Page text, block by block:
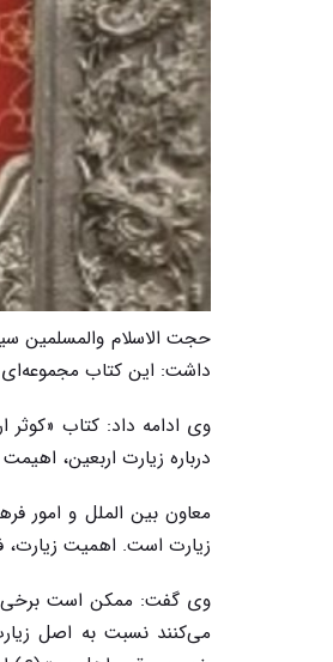
حجت الاسلام والمسلمین
داشت: این کتاب مجموعه‌ای
وی ادامه داد: کتاب «کوثر
درباره زیارت اربعین،
معاون بین الملل و امور
زیارت است. اهمیت زیارت،
وی گفت: ممکن است برخی
می‌کنند نسبت به اصل